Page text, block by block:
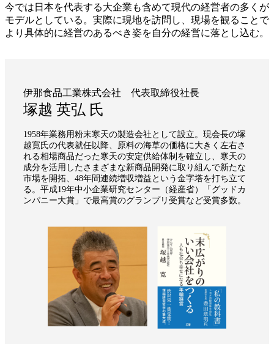
今では日本を代表する大企業も含めて現代の経営者の多くが
モデルとしている。実際に現地を訪問し、現場を観ることで
より具体的に経営のあるべき姿を自分の経営に落とし込む。
伊那食品工業株式会社 代表取締役社長
塚越 英弘 氏
1958年業務用粉末寒天の製造会社として設立。現会長の塚
越寛氏の代表就任以降、原料の海草の価格に大きく左右さ
れる相場商品だった寒天の安定供給体制を確立し、寒天の
成分を活用したさまざまな新商品開発に取り組んで新たな
市場を開拓、48年間連続増収増益という金字塔を打ち立て
る。平成19年中小企業研究センター（経産省）「グッドカ
ンパニー大賞」で最高賞のグランプリ受賞など受賞多数。